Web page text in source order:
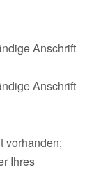
Anschrift
Anschrift
vorhanden;
Ihres